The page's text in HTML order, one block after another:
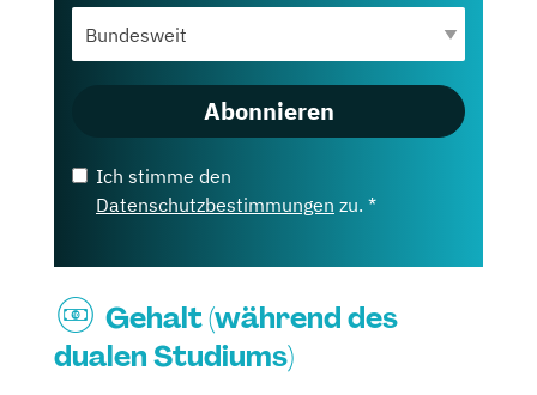
Abonnieren
Ich stimme den
Datenschutzbestimmungen zu. *
Gehalt (während des
dualen Studiums)